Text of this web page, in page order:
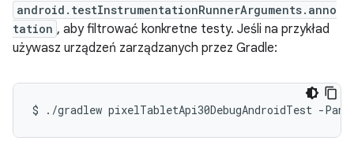
android.testInstrumentationRunnerArguments.anno
tation , aby filtrować konkretne testy. Jeśli na przykład
używasz urządzeń zarządzanych przez Gradle: